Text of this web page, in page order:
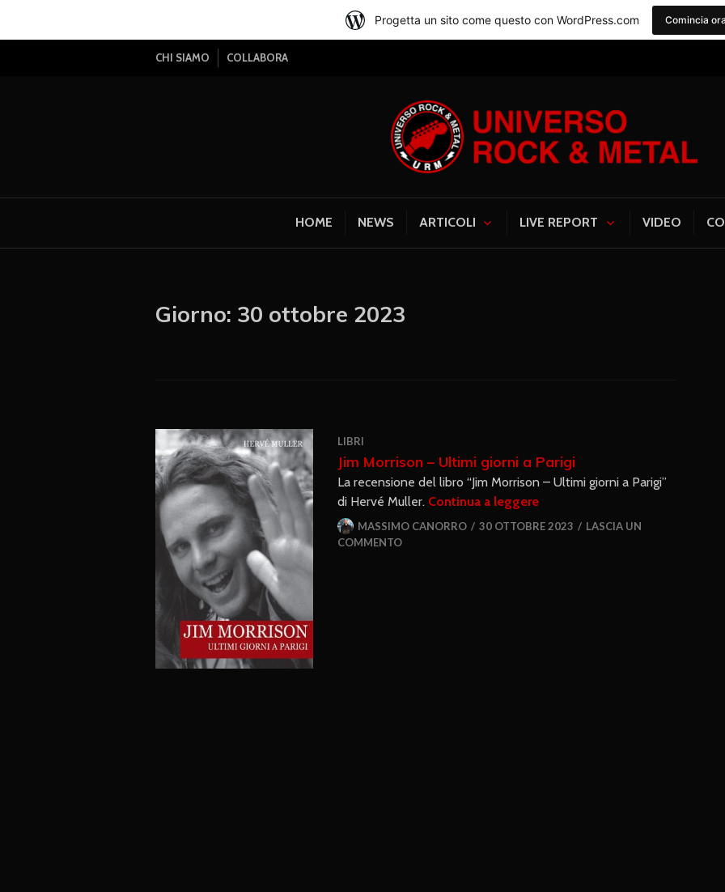
CHI SIAMO COLLABORA
Universo Rock &
HOME NEWS ARTICOLI LIVE REPORT VIDEO
Giorno: 30 ottobre 2023
LIBRI
Jim Morrison – Ultimi giorni a Parigi
La recensione del libro “Jim Morrison – Ultimi giorni a Parigi”
di Hervé Muller. Continua a leggere
MASSIMO CANORRO 30 OTTOBRE 2023
LASCIA UN
COMMENTO
Progetta un sito come questo con WordPress.com Comincia ora